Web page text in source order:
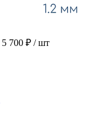
5 700 ₽ / шт